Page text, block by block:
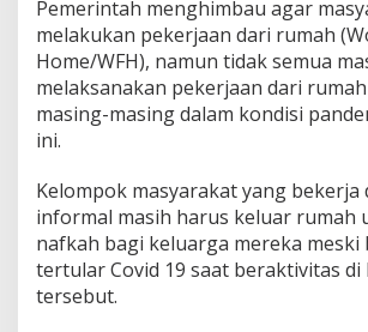
S
a
l
u
r
B
a
n
t
u
Pemerintah menghimbau agar
melakukan pekerjaan dari rumah
Home/WFH), namun tidak semua
melaksanakan pekerjaan dari
masing-masing dalam kondisi
ini.
Kelompok masyarakat yang bekerja
informal masih harus keluar rumah
nafkah bagi keluarga mereka meski
tertular Covid 19 saat beraktivitas
tersebut.